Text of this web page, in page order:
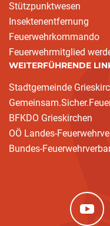
Stützpunktwesen
Insektenentfernung
Feuerwehrkommando
Feuerwehrmitglied
WEITERFÜHRENDE
Stadtgemeinde
BFKDO Grieskirchen
OÖ Landes-
Bundes-